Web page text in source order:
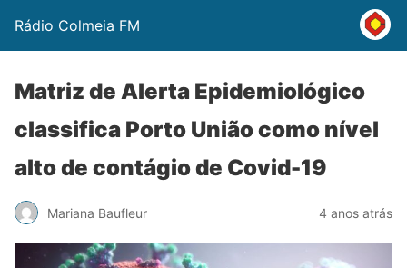
Rádio Colmeia FM
Matriz de Alerta Epidemiológico
classifica Porto União como nível
alto de contágio de Covid-19
Mariana Baufleur 4 anos atrás